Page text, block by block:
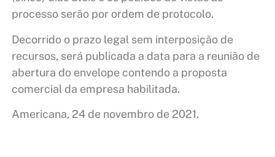
processo serão por ordem de protocolo.
Decorrido o prazo legal sem interposição de
recursos, será publicada a data para a reunião de
abertura do envelope contendo a proposta
comercial da empresa habilitada.
Americana, 24 de novembro de 2021.